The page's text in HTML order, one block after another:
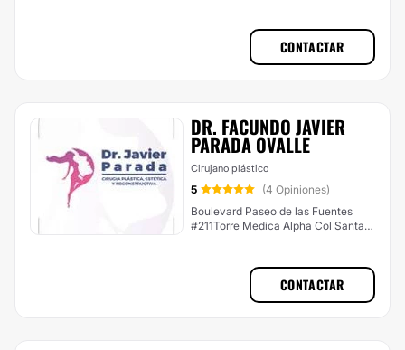
CONTACTAR
DR. FACUNDO JAVIER
PARADA OVALLE
Cirujano plástico
5
(4 Opiniones)
Boulevard Paseo de las Fuentes
#211Torre Medica Alpha Col Santa,
CONTACTAR